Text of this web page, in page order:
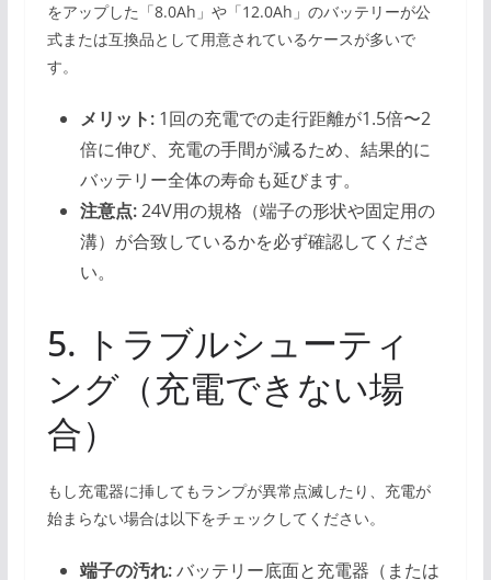
をアップした「8.0Ah」や「12.0Ah」のバッテリーが公
式または互換品として用意されているケースが多いで
す。
メリット:1回の充電での走行距離が1.5倍〜2
倍に伸び、充電の手間が減るため、結果的に
バッテリー全体の寿命も延びます。
注意点:24V用の規格（端子の形状や固定用の
溝）が合致しているかを必ず確認してくださ
い。
5. トラブルシューティ
ング（充電できない場
合）
もし充電器に挿してもランプが異常点滅したり、充電が
始まらない場合は以下をチェックしてください。
端子の汚れ:バッテリー底面と充電器（または